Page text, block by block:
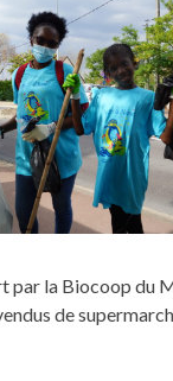
par la Biocoop du
de